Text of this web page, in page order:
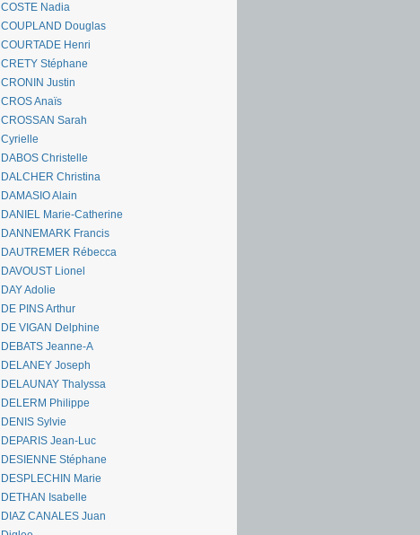
COSTE Nadia
COUPLAND Douglas
COURTADE Henri
CRETY Stéphane
CRONIN Justin
CROS Anaïs
CROSSAN Sarah
Cyrielle
DABOS Christelle
DALCHER Christina
DAMASIO Alain
DANIEL Marie-Catherine
DANNEMARK Francis
DAUTREMER Rébecca
DAVOUST Lionel
DAY Adolie
DE PINS Arthur
DE VIGAN Delphine
DEBATS Jeanne-A
DELANEY Joseph
DELAUNAY Thalyssa
DELERM Philippe
DENIS Sylvie
DEPARIS Jean-Luc
DESIENNE Stéphane
DESPLECHIN Marie
DETHAN Isabelle
DIAZ CANALES Juan